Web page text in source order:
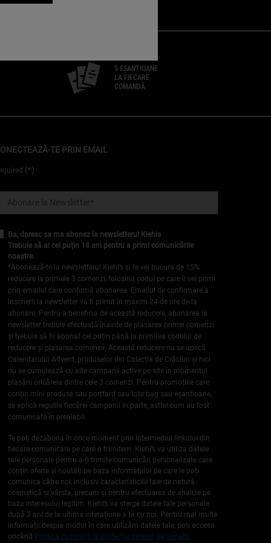
5 EȘANTIOANE
LA FIECARE
COMANDĂ
TE PRIN EMAIL
(*)
Abonare la Newsletter*
Da, doresc sa ma abonez la newsletterul Kiehls
Trebuie să ai cel puțin 18 ani pentru a primi comunicările
noastre.
*Abonează-te la newsletterul Kiehl’s și te vei bucura de 15%
reducere la primele 3 comenzi, folosind codul pe care îl vei primi
prin emailul care confirmă abonarea. Emailul de confirmare a
înscrierii la newsletter va fi primit în maxim 24 de ore de la
abonare. Pentru a beneficia de această reducere, abonarea la
newsletter trebuie efectuată înainte de plasarea primei comenzi
și trebuie să fii abonat cel puțin până la primirea codului de
reducere și plasarea comenzii. Această reducere nu se aplică
Calendarului Advent, produselor din Colecția de Crăciun și nici
nu se cumulează cu alte campanii active pe site în momentul
plasării oricăreia dintre cele 3 comenzi. Pentru promoțiile care
conțin mini produse sau portfard sau tote bag sau eșantioane,
se aplică regulile fiecărei campanii în parte, astfel cum au fost
comunicate în prealabil.
Te poți dezabona în orice moment prin intermediul linkului din
fiecare comunicare pe care o trimitem. Kiehl’s va utiliza datele
tale personale pentru a-ți trimite comunicări personalizate care
conțin oferte și noutăți pe baza informațiilor pe care le poți
comunica către noi, inclusiv caracteristicile tale de natură
cosmetică și vârsta, precum și pentru efectuarea de analize pe
baza interesului legitim. Kiehl’s va șterge datele tale personale
după 3 ani de la ultima interațiune a ta cu noi. Pentru mai multe
informații despre modul în care utilizăm datele tale, poti accesa
oricând Politica cu privire la protecția datelor personale.